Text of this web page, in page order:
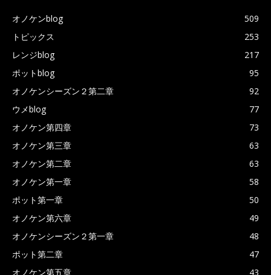
オノケンblog
509
トピックス
253
レンジblog
217
ポットblog
95
オノケンシーズン２第二章
92
ウメblog
77
オノケン第四章
73
オノケン第三章
63
オノケン第二章
63
オノケン第一章
58
ポット第一章
50
オノケン第六章
49
オノケンシーズン２第一章
48
ポット第二章
47
オノケン第五章
43